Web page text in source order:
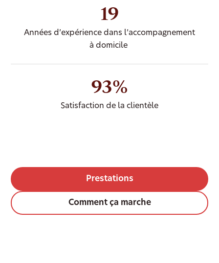
19
Années d’expérience dans l’accompagnement
à domicile
93%
Satisfaction de la clientèle
Prestations
Comment ça marche